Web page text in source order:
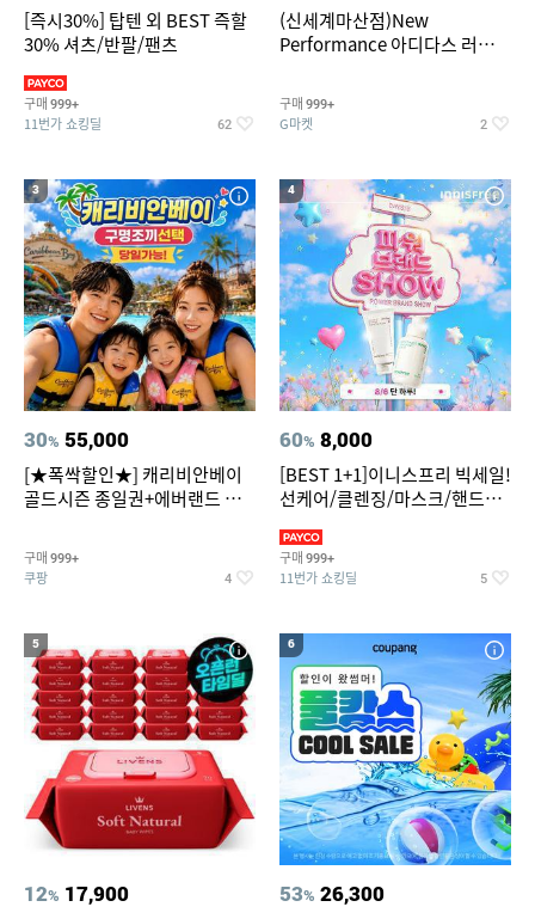
[즉시30%] 탑텐 외 BEST 즉할
30% 셔츠/반팔/팬츠
구매 999+
11번가 쇼킹딜 62
(신세계마산점)New
Performance 아디다스 러닝화
구매 999+
G마켓 2
3
30% 55,000
[★폭싹할인★] 캐리비안베이
골드시즌 종일권+에버랜드 오
구매 999+
쿠팡 4
4
60% 8,000
[BEST 1+1]이니스프리 빅세일!
선케어/클렌징/마스크/핸드크
구매 999+
11번가 쇼킹딜 5
5
12% 17,900
6
53% 26,300